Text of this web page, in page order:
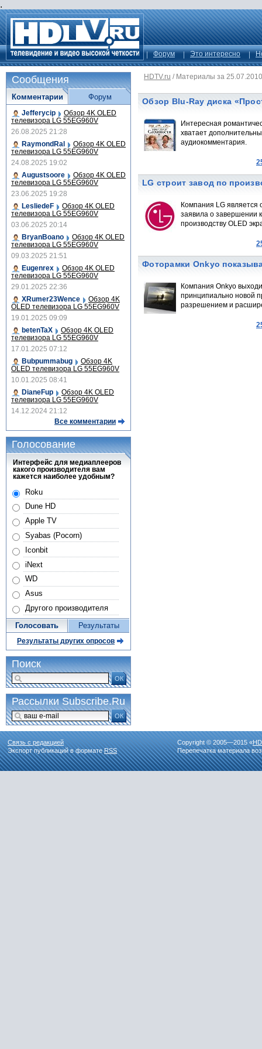
.
Форум Это интересно
HDTV.ru / Материалы за 25.07.2010
Обзор Blu-Ray диска
Интересная
хватает
аудиокомментария.
LG строит завод по
Компания LG является
заявила о завершении
производству OLED
Фоторамки Onkyo
Компания Onkyo
принципиально новой
разрешением и
Сообщения
Комментарии
Jefferycip Обзор 4K OLED
телевизора LG 55EG960V
26.08.2025 21:28
RaymondRal
Обзор 4K OLED
телевизора LG 55EG960V
24.08.2025 19:02
Augustsoore
Обзор 4K OLED
телевизора LG 55EG960V
23.06.2025 19:28
LesliedeF
Обзор 4K OLED
телевизора LG 55EG960V
03.06.2025 20:14
BryanBoano
Обзор 4K OLED
телевизора LG 55EG960V
09.03.2025 21:51
Eugenrex
Обзор 4K OLED
телевизора LG 55EG960V
29.01.2025 22:36
XRumer23Wence
Обзор 4K
OLED телевизора LG 55EG960V
19.01.2025 09:09
betenTaX
Обзор 4K OLED
телевизора LG 55EG960V
17.01.2025 07:12
Bubpummabug
Обзор 4K
OLED телевизора LG 55EG960V
10.01.2025 08:41
DianeFup
Обзор 4K OLED
телевизора LG 55EG960V
14.12.2024 21:12
Все комментарии
Форум
Голосование
Интерфейс для медиаплееров
какого производителя вам
кажется наиболее удобным?
Roku
Dune HD
Apple TV
Syabas (Pocorn)
Iconbit
iNext
WD
Asus
Другого производителя
Голосовать Результаты
Результаты других опросов
Поиск
ОК
Рассылки Subscribe.Ru
ОК
Связь с редакцией
Экспорт публикаций в форматеRSS
Copyright © 2005—2015 «
Перепечатка материала